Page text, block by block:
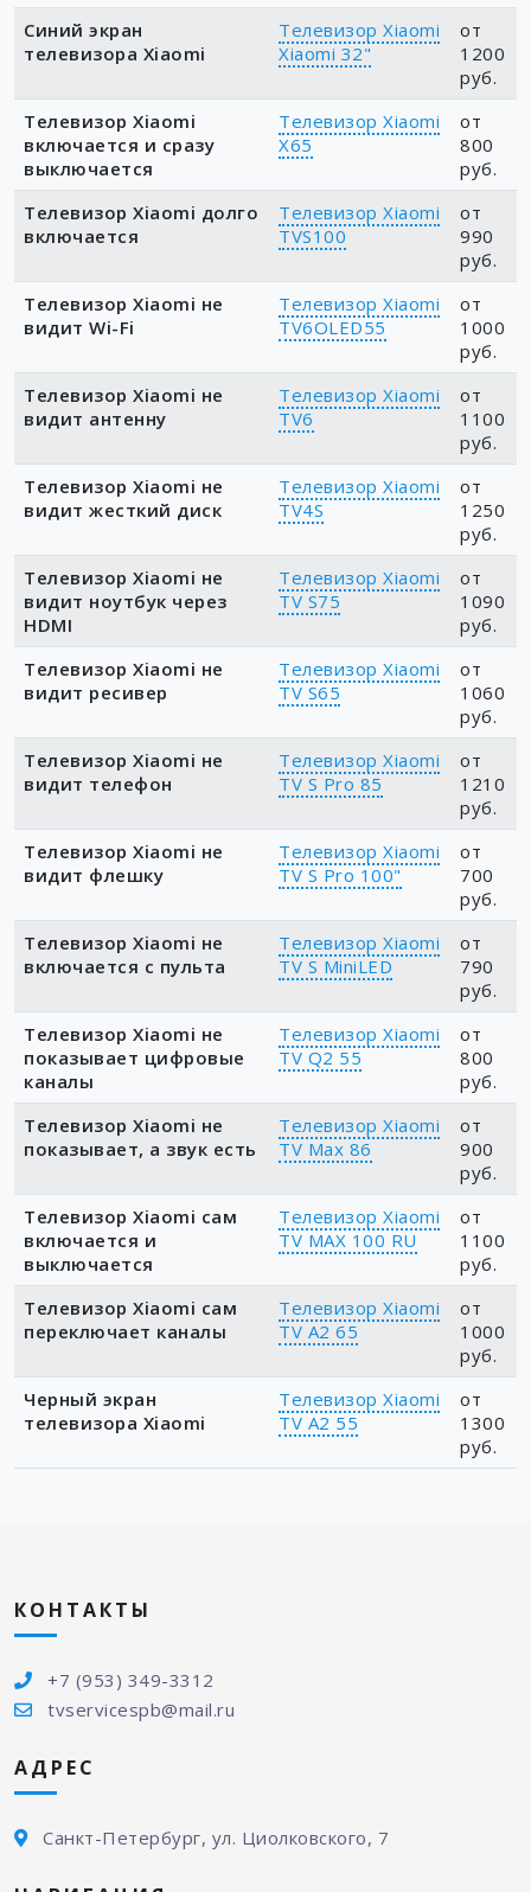
Синий экран
телевизора Xiaomi
Телевизор Xiaomi
Xiaomi 32"
от
1200
руб.
Телевизор Xiaomi
включается и сразу
выключается
Телевизор Xiaomi
X65
от
800
руб.
Телевизор Xiaomi долго
включается
Телевизор Xiaomi
TVS100
от
990
руб.
Телевизор Xiaomi не
видит Wi-Fi
Телевизор Xiaomi
TV6OLED55
от
1000
руб.
Телевизор Xiaomi не
видит антенну
Телевизор Xiaomi
TV6
от
1100
руб.
Телевизор Xiaomi не
видит жесткий диск
Телевизор Xiaomi
TV4S
от
1250
руб.
Телевизор Xiaomi не
видит ноутбук через
HDMI
Телевизор Xiaomi
TV S75
от
1090
руб.
Телевизор Xiaomi не
видит ресивер
Телевизор Xiaomi
TV S65
от
1060
руб.
Телевизор Xiaomi не
видит телефон
Телевизор Xiaomi
TV S Pro 85
от
1210
руб.
Телевизор Xiaomi не
видит флешку
Телевизор Xiaomi
TV S Pro 100"
от
700
руб.
Телевизор Xiaomi не
включается с пульта
Телевизор Xiaomi
TV S MiniLED
от
790
руб.
Телевизор Xiaomi не
показывает цифровые
каналы
Телевизор Xiaomi
TV Q2 55
от
800
руб.
Телевизор Xiaomi не
показывает, а звук есть
Телевизор Xiaomi
TV Max 86
от
900
руб.
Телевизор Xiaomi сам
включается и
выключается
Телевизор Xiaomi
TV MAX 100 RU
от
1100
руб.
Телевизор Xiaomi сам
переключает каналы
Телевизор Xiaomi
TV A2 65
от
1000
руб.
Черный экран
телевизора Xiaomi
Телевизор Xiaomi
TV A2 55
от
1300
руб.
КОНТАКТЫ
+7 (953) 349-3312
tvservicespb@mail.ru
АДРЕС
Санкт-Петербург, ул. Циолковского, 7